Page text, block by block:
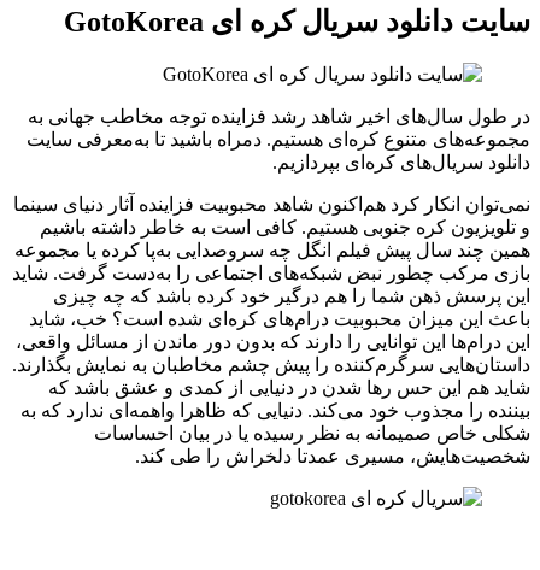
سایت دانلود سریال کره ای GotoKorea
در طول سال‌های اخیر شاهد رشد فزاینده توجه مخاطب جهانی به
مجموعه‌های متنوع کره‌ای هستیم. دمراه باشید تا به‌معرفی سایت
دانلود سریال‌های کره‌ای بپردازیم.
نمی‌توان انکار کرد هم‌اکنون شاهد محبوبیت فزاینده آثار دنیای سینما
و تلویزیون کره جنوبی هستیم. کافی است به خاطر داشته باشیم
همین چند سال پیش فیلم انگل چه سروصدایی به‌پا کرده یا مجموعه
بازی مرکب چطور نبض شبکه‌های اجتماعی را به‌دست گرفت. شاید
این پرسش ذهن شما را هم درگیر خود کرده باشد که چه چیزی
باعث این میزان محبوبیت درام‌های کره‌ای شده است؟ خب، شاید
این درام‌ها این توانایی را دارند که بدون دور ماندن از مسائل واقعی،
داستان‌هایی سرگرم‌کننده را پیش چشم مخاطبان به نمایش بگذارند.
شاید هم این حس رها شدن در دنیایی از کمدی و عشق باشد که
بیننده را مجذوب خود می‌کند. دنیایی که ظاهرا واهمه‌ای ندارد که به
شکلی خاص صمیمانه به نظر رسیده یا در بیان احساسات
شخصیت‌هایش، مسیری عمدتا دلخراش را طی کند.